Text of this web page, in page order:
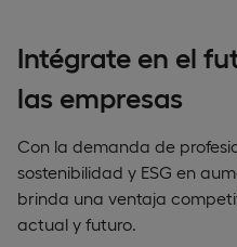
Intégrate en el
las empresas
Con la demanda de
sostenibilidad y ESG en
brinda una ventaja
actual y futuro.